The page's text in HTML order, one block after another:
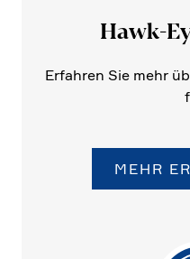
Hawk-
Erfahren Sie mehr
MEHR